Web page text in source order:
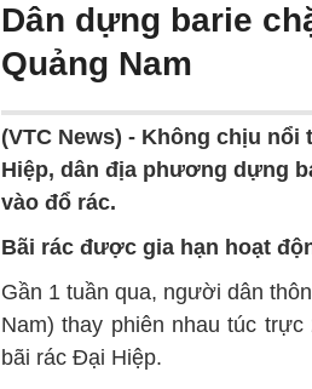
Dân dựng barie
Quảng Nam
(VTC News) - Không chịu nổi
Hiệp, dân địa phương dựng
vào đổ rác.
Bãi rác được gia hạn hoạt
Gần 1 tuần qua, người dân
Nam) thay phiên nhau túc
bãi rác Đại Hiệp.